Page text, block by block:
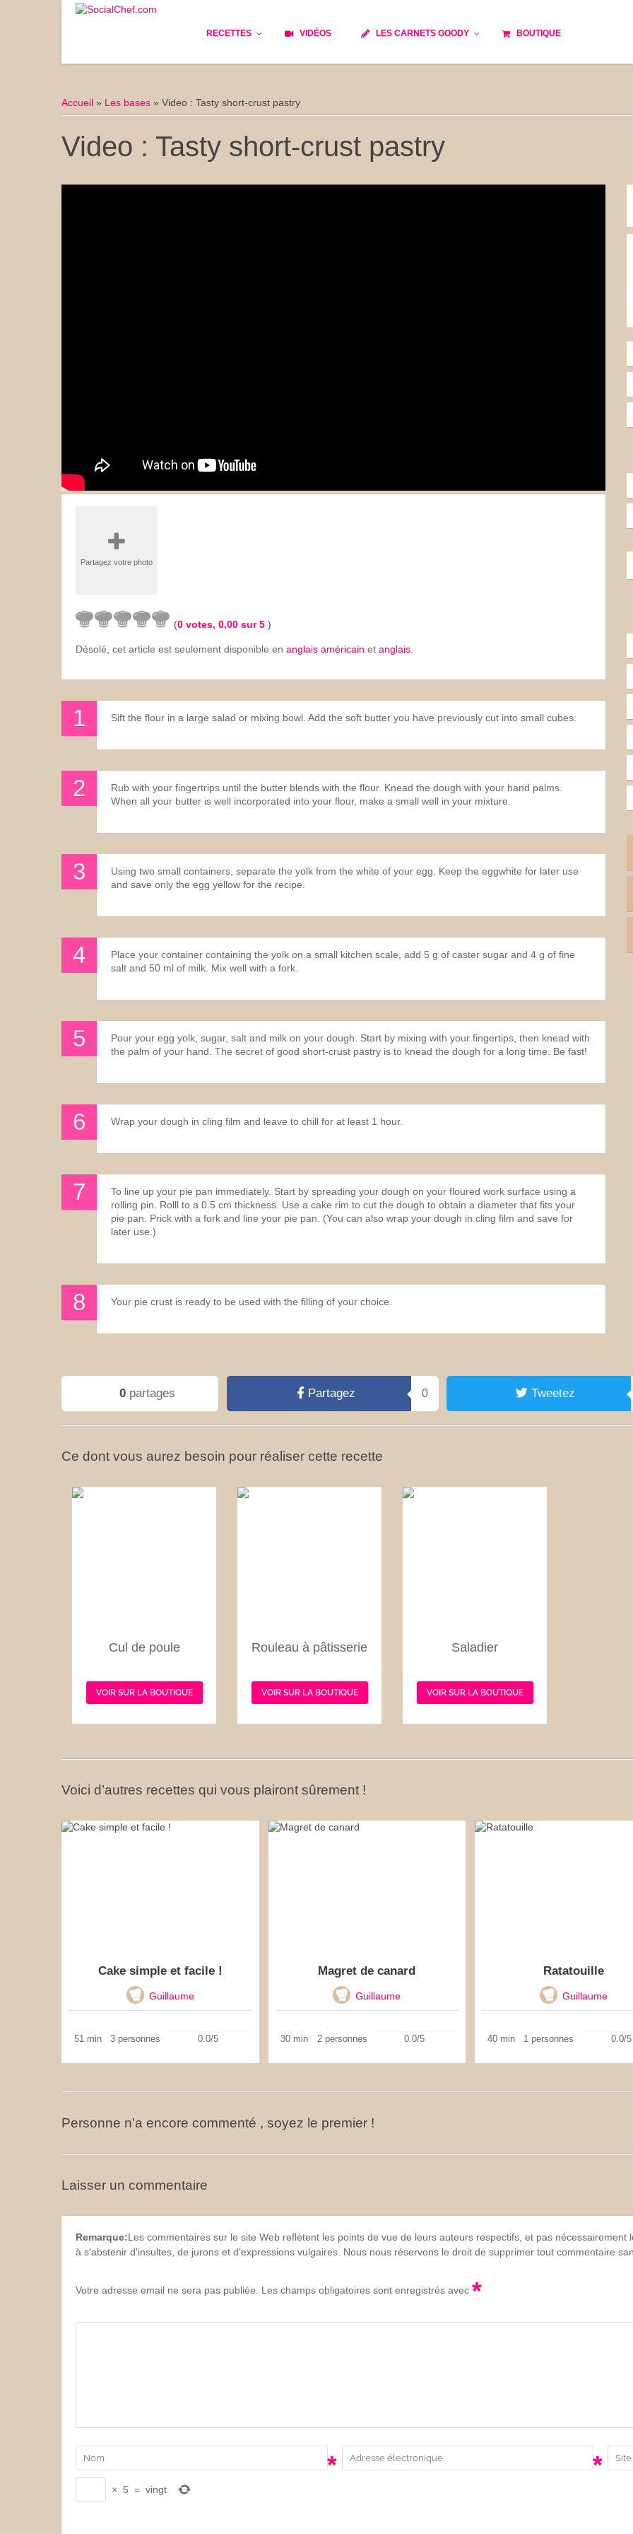
RECETTES
Le Pain
Apéritifs
Déjeuner
Cuisine française traditionnelle
VIDÉOS LES CARNETS GOODY
Spécialité culinaire
Les astuces Goody
BOUTIQUE
Accueil » Les bases » Video : Tasty short-crust pastry
Video : Tasty short-crust pastry
Partagez votre photo
(0 votes, 0,00 sur 5 )
Désolé, cet article est seulement disponible en anglais américain et anglais.
Sift the flour in a large salad or mixing bowl. Add the soft butter you have previously cut into small cubes.
Rub with your fingertrips until the butter blends with the flour. Knead the dough with your hand palms.
When all your butter is well incorporated into your flour, make a small well in your mixture.
Using two small containers, separate the yolk from the white of your egg. Keep the eggwhite for later use
and save only the egg yellow for the recipe.
Place your container containing the yolk on a small kitchen scale, add 5 g of caster sugar and 4 g of fine
salt and 50 ml of milk. Mix well with a fork.
Pour your egg yolk, sugar, salt and milk on your dough. Start by mixing with your fingertips, then knead with
the palm of your hand. The secret of good short-crust pastry is to knead the dough for a long time. Be fast!
Wrap your dough in cling film and leave to chill for at least 1 hour.
To line up your pie pan immediately. Start by spreading your dough on your floured work surface using a
rolling pin. Rolll to a 0.5 cm thickness. Use a cake rim to cut the dough to obtain a diameter that fits your
pie pan. Prick with a fork and line your pie pan. (You can also wrap your dough in cling film and save for
later use.)
Your pie crust is ready to be used with the filling of your choice.
0partages Partagez 0 Tweetez
Ce dont vous aurez besoin pour réaliser cette recette
Cul de poule
VOIR SUR LA BOUTIQUE
Rouleau à pâtisserie
VOIR SUR LA BOUTIQUE
Saladier
VOIR SUR LA BOUTIQUE
Voici d’autres recettes qui vous plairont sûrement !
Cake simple et facile !
Guillaume
51 min 3 personnes 0.0/5
Magret de canard
Guillaume
30 min 2 personnes 0.0/5
Ratatouille
Guillaume
40 min 1 personnes 0.0/5
Personne n'a encore commenté , soyez le premier !
Laisser un commentaire
Remarque:Les commentaires sur le site Web reflètent les points de vue de leurs auteurs respectifs, et pas
à s'abstenir d'insultes, de jurons et d'expressions vulgaires. Nous nous réservons le droit de supprimer tout commentaire
Votre adresse email ne sera pas publiée. Les champs obligatoires sont enregistrés avec *
* *
× 5 = vingt